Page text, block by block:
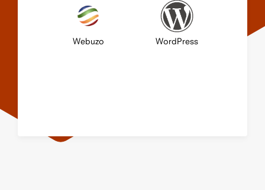
Webuzo WordPress